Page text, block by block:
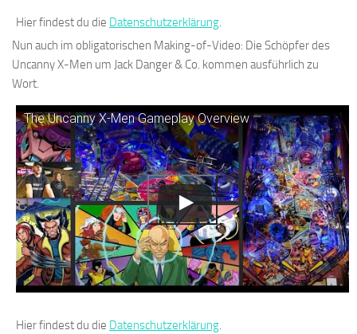
Hier findest du die Datenschutzerklärung.
Nun auch im obligatorischen Making-of-Video: Die Schöpfer des
Uncanny X-Men um Jack Danger & Co. kommen ausführlich zu
Wort.
The Uncanny X-Men Gameplay Overview
Hier findest du die Datenschutzerklärung.